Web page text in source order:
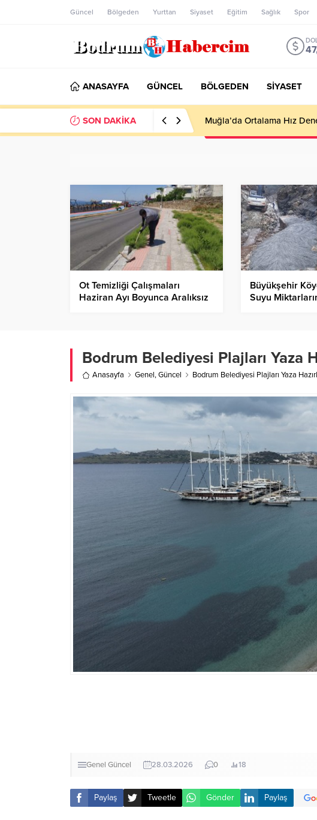
Güncel Bölgeden Yurttan Siyaset Eğitim Sağlık Spor
ANASAYFA GÜNCEL BÖLGEDEN SİYASET
SON DAKİKA Ankara; “Bodrum’un
Ot Temizliği Çalışmaları
Haziran Ayı Boyunca Aralıksız
Büyükşehir
Suyu
Bodrum Belediyesi Plajları Yaza
Anasayfa Genel,Güncel Bodrum Belediyesi Plajları Yaza
Genel Güncel 28.03.2026 0 18
Paylaş Tweetle Gönder Paylaş